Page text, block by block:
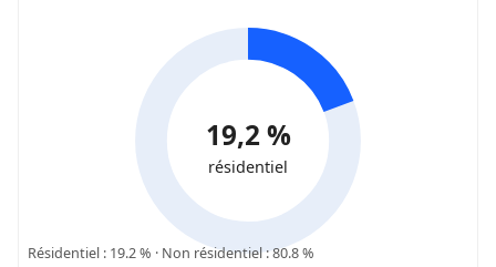
19,2 %
résidentiel
Résidentiel : 19.2 % · Non résidentiel : 80.8 %